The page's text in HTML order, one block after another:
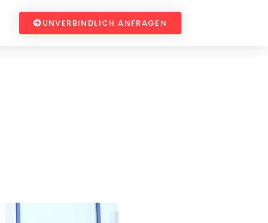
UNVERBINDLICH ANFRAGEN